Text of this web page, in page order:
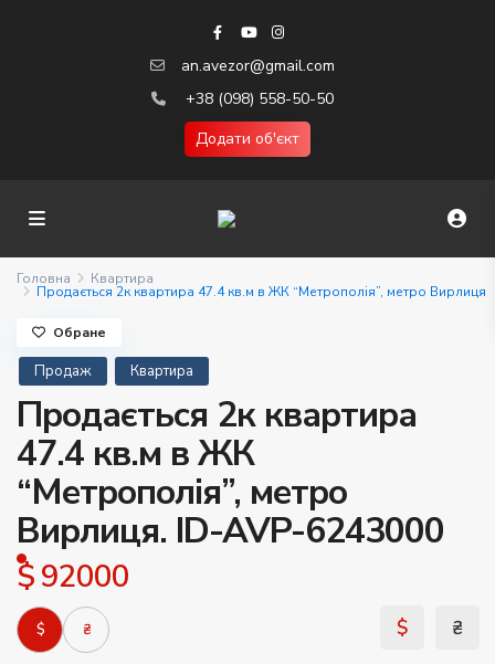
an.avezor@gmail.com
+38 (098) 558-50-50
Додати об'єкт
Головна Квартира
Продається 2к квартира 47.4 кв.м в ЖК “Метрополія”, метро Вирлиця
Продаж Квартира
Продається 2к квартира
47.4 кв.м в ЖК
“Метрополія”, метро
Вирлиця. ID-AVP-6243000
$ 92000
$ ₴
Обране
$ ₴